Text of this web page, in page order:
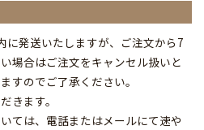
に発送いたしますが、ご注文から7
場合はご注文をキャンセル扱いと
すのでご了承ください。
きます。
ては、電話またはメールにて速や